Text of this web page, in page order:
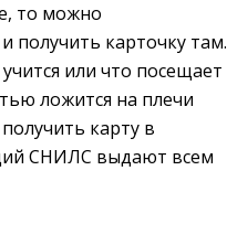
то можно
получить карточку там.
или что посещает
ложится на плечи
карту в
СНИЛС выдают всем